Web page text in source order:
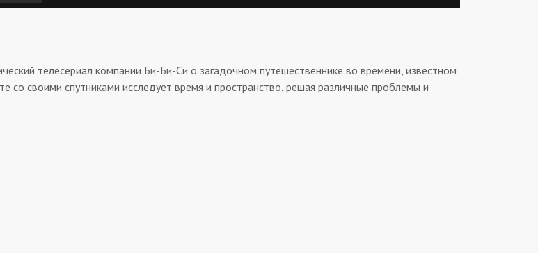
телесериал компании Би-Би-Си о загадочном путешественнике во времени, известном
со своими спутниками исследует время и пространство, решая различные проблемы и